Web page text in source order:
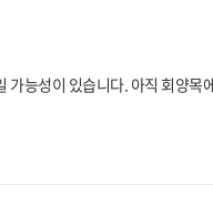
능성이 있습니다. 아직 회양목